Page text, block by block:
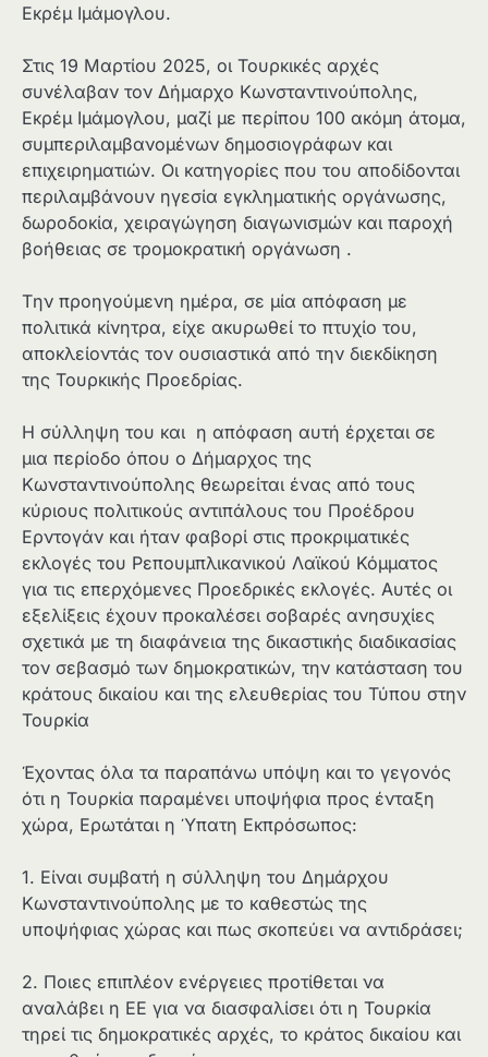
Εκρέμ Ιμάμογλου.
Στις 19 Μαρτίου 2025, οι Τουρκικές αρχές
συνέλαβαν τον Δήμαρχο Κωνσταντινούπολης,
Εκρέμ Ιμάμογλου, μαζί με περίπου 100 ακόμη άτομα,
συμπεριλαμβανομένων δημοσιογράφων και
επιχειρηματιών. Οι κατηγορίες που του αποδίδονται
περιλαμβάνουν ηγεσία εγκληματικής οργάνωσης,
δωροδοκία, χειραγώγηση διαγωνισμών και παροχή
βοήθειας σε τρομοκρατική οργάνωση .
Tην προηγούμενη ημέρα, σε μία απόφαση με
πολιτικά κίνητρα, είχε ακυρωθεί το πτυχίο του,
αποκλείοντάς τον ουσιαστικά από την διεκδίκηση
της Τουρκικής Προεδρίας.
Η σύλληψη του και η απόφαση αυτή έρχεται σε
μια περίοδο όπου ο Δήμαρχος της
Κωνσταντινούπολης θεωρείται ένας από τους
κύριους πολιτικούς αντιπάλους του Προέδρου
Ερντογάν και ήταν φαβορί στις προκριματικές
εκλογές του Ρεπουμπλικανικού Λαϊκού Κόμματος
για τις επερχόμενες Προεδρικές εκλογές. Αυτές οι
εξελίξεις έχουν προκαλέσει σοβαρές ανησυχίες
σχετικά με τη διαφάνεια της δικαστικής διαδικασίας
τον σεβασμό των δημοκρατικών, την κατάσταση του
κράτους δικαίου και της ελευθερίας του Τύπου στην
Τουρκία
Έχοντας όλα τα παραπάνω υπόψη και το γεγονός
ότι η Τουρκία παραμένει υποψήφια προς ένταξη
χώρα, Eρωτάται η Ύπατη Εκπρόσωπος:
1. Είναι συμβατή η σύλληψη του Δημάρχου
Κωνσταντινούπολης με το καθεστώς της
υποψήφιας χώρας και πως σκοπεύει να αντιδράσει;
2. Ποιες επιπλέον ενέργειες προτίθεται να
αναλάβει η ΕΕ για να διασφαλίσει ότι η Τουρκία
τηρεί τις δημοκρατικές αρχές, το κράτος δικαίου και